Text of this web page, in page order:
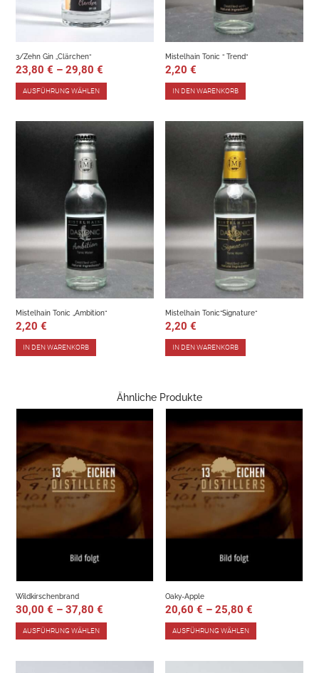
3/Zehn Gin „Clärchen“
23,80€ –29,80€
AUSFÜHRUNG WÄHLEN
Mistelhain Tonic “ Trend“
2,20€
IN DEN WARENKORB
Mistelhain Tonic „Ambition“
2,20€
IN DEN WARENKORB
Mistelhain Tonic“Signature“
2,20€
IN DEN WARENKORB
Ähnliche Produkte
Wildkirschenbrand
30,00€ –37,80€
AUSFÜHRUNG WÄHLEN
Oaky-Apple
20,60€ –25,80€
AUSFÜHRUNG WÄHLEN